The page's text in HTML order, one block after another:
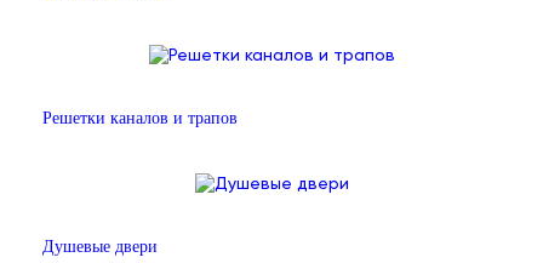
Решетки каналов и трапов
Душевые двери